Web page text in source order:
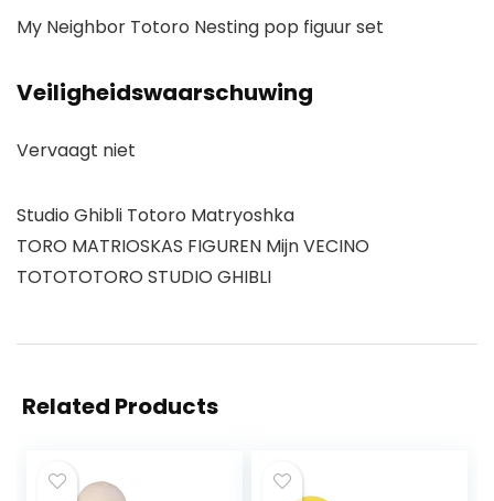
My Neighbor Totoro Nesting pop figuur set
Veiligheidswaarschuwing
Vervaagt niet
Studio Ghibli Totoro Matryoshka
TORO MATRIOSKAS FIGUREN Mijn VECINO
TOTOTOTORO STUDIO GHIBLI
Related Products